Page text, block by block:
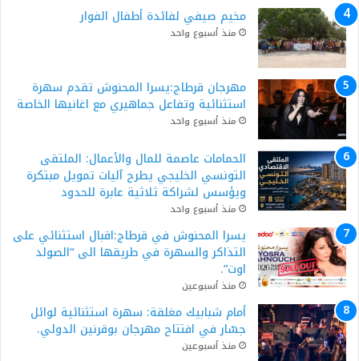
مخيم صيفي لفائدة أطفال الفوار
منذ أسبوع واحد
مهرجان قرطاج:يسرا المحنوش تقدم سهرة
استثنائية وتفاعل جماهيري مع اغانيها الخاصة
منذ أسبوع واحد
الحمامات عاصمة للمال والأعمال: الملتقى
التونسي الخليجي يطرح آليات تمويل مبتكرة
ويؤسس لشراكة ثلاثية عابرة للحدود
منذ أسبوع واحد
يسرا المحنوش في قرطاج:اقبال استثنائي على
التذاكر والسهرة في طريقها الى “الصولد
اوت”.
منذ أسبوعين
أمام شبابيك مغلقة: سهرة استثنائية لوائل
جسّار في افتتاح مهرجان بوقرنين الدولي.
منذ أسبوعين